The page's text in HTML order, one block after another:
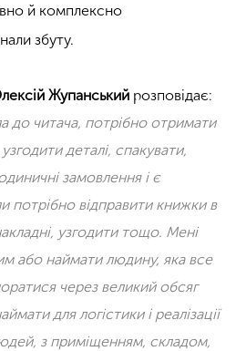
й комплексно
збуту.
Жупанський розповідає:
до читача, потрібно отримати
деталі, спакувати,
замовлення і є
потрібно відправити книжки в
узгодити тощо. Мені
або наймати людину, яка все
через великий обсяг
для логістики іреалізації
людей, з приміщенням, складом,